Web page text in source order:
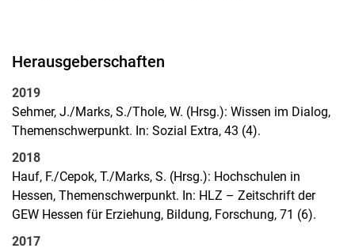
Herausgeberschaften
2019
Sehmer, J./Marks, S./Thole, W. (Hrsg.): Wissen im Dialog,
Themenschwerpunkt. In: Sozial Extra, 43 (4).
2018
Hauf, F./Cepok, T./Marks, S. (Hrsg.): Hochschulen in
Hessen, Themenschwerpunkt. In: HLZ – Zeitschrift der
GEW Hessen für Erziehung, Bildung, Forschung, 71 (6).
2017